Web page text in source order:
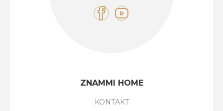
ZNAMMI HOME
KONTAKT